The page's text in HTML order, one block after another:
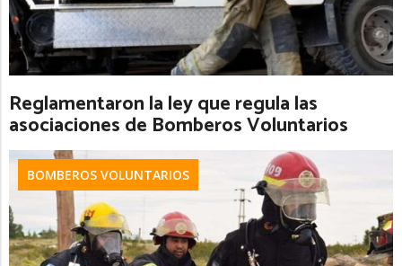
Reglamentaron la ley que regula las
asociaciones de Bomberos Voluntarios
BOMBEROS VOLUNTARIOS